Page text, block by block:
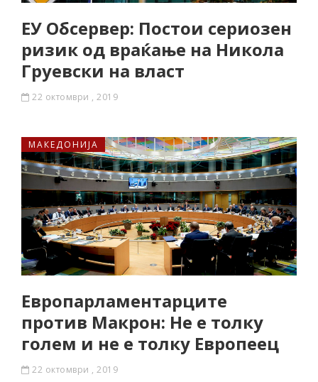
ЕУ Обсервер: Постои сериозен
ризик од враќање на Никола
Груевски на власт
22 октомври , 2019
МАКЕДОНИЈА
Европарламентарците
против Макрон: Не е толку
голем и не е толку Европеец
22 октомври , 2019